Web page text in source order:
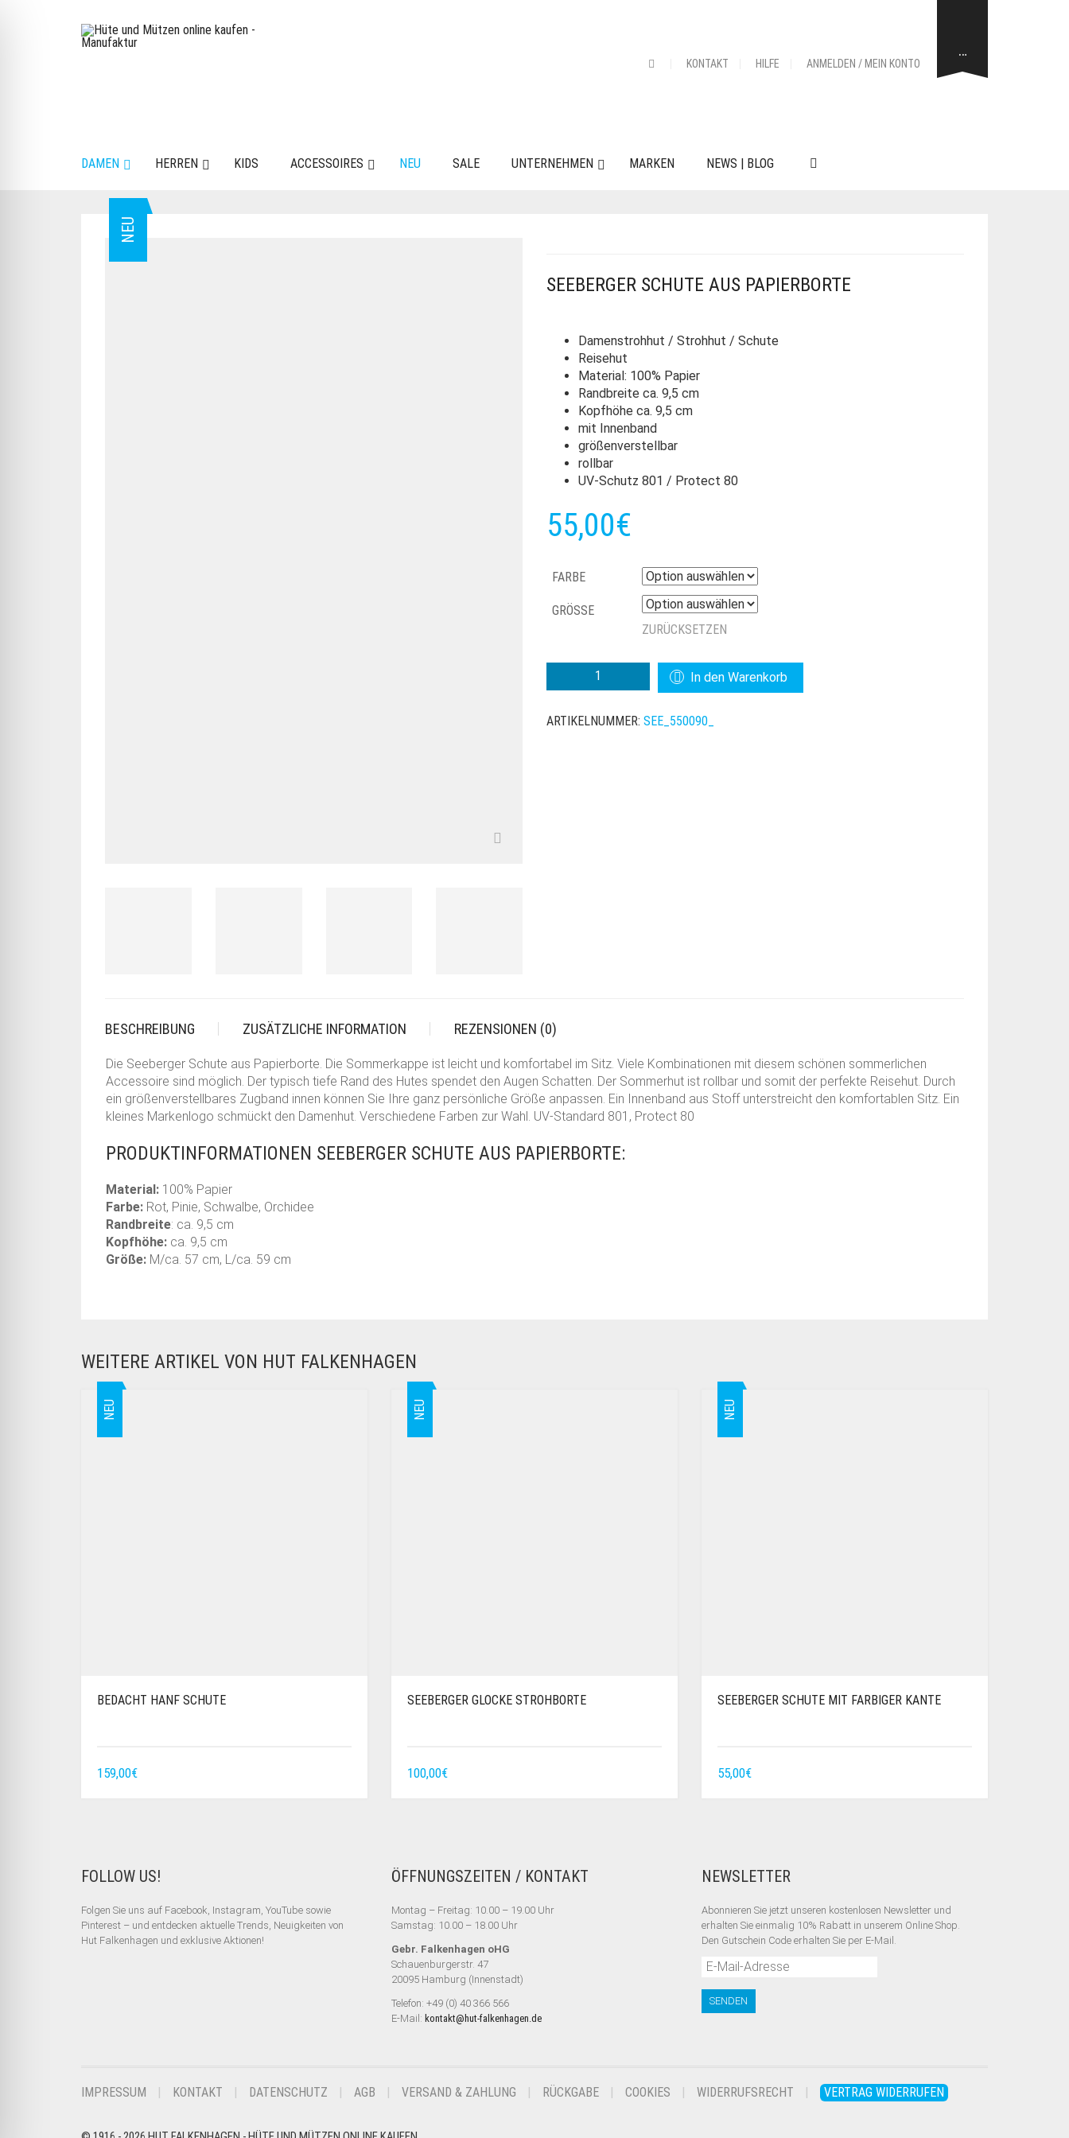
KONTAKT HILFE ANMELDEN / MEIN KONTO
…
DAMEN HERREN KIDS ACCESSOIRES NEU SALE UNTERNEHMEN MARKEN NEWS | BLOG
NEU
SEEBERGER SCHUTE AUS PAPIERBORTE
Damenstrohhut / Strohhut / Schute
Reisehut
Material: 100% Papier
Randbreite ca. 9,5 cm
Kopfhöhe ca. 9,5 cm
mit Innenband
größenverstellbar
rollbar
UV-Schutz 801 / Protect 80
55,00€
FARBE
GRÖSSE
ZURÜCKSETZEN
SEEBERGER
SCHUTE
PAPIERBORTE
In den Warenkorb
ARTIKELNUMMER: SEE_550090_
BESCHREIBUNG ZUSÄTZLICHE INFORMATION REZENSIONEN (0)
Die Seeberger Schute aus Papierborte. Die Sommerkappe ist leicht und komfortabel im Sitz. Viele Kombinationen mit diesem schönen sommerlichen
Accessoire sind möglich. Der typisch tiefe Rand des Hutes spendet den Augen Schatten. Der Sommerhut ist rollbar und somit der perfekte Reisehut. Durch
ein größenverstellbares Zugband innen können Sie Ihre ganz persönliche Größe anpassen. Ein Innenband aus Stoff unterstreicht den komfortablen Sitz. Ein
kleines Markenlogo schmückt den Damenhut. Verschiedene Farben zur Wahl. UV-Standard 801, Protect 80
PRODUKTINFORMATIONEN SEEBERGER SCHUTE AUS PAPIERBORTE:
Material: 100% Papier
Farbe: Rot, Pinie, Schwalbe, Orchidee
Randbreite: ca. 9,5 cm
Kopfhöhe: ca. 9,5 cm
Größe: M/ca. 57 cm, L/ca. 59 cm
WEITERE ARTIKEL VON HUT FALKENHAGEN
NEU
BEDACHT HANF SCHUTE
159,00€
NEU
SEEBERGER GLOCKE STROHBORTE
100,00€
NEU
SEEBERGER SCHUTE MIT FARBIGER KANTE
55,00€
FOLLOW US!
Folgen Sie uns auf Facebook, Instagram, YouTube sowie
Pinterest – und entdecken aktuelle Trends, Neuigkeiten von
Hut Falkenhagen und exklusive Aktionen!
ÖFFNUNGSZEITEN / KONTAKT
Montag – Freitag: 10.00 – 19.00 Uhr
Samstag: 10.00 – 18.00 Uhr
Gebr. Falkenhagen oHG
Schauenburgerstr. 47
20095 Hamburg (Innenstadt)
Telefon: +49 (0) 40 366 566
E-Mail: kontakt@hut-falkenhagen.de
NEWSLETTER
Abonnieren Sie jetzt unseren kostenlosen Newsletter und
erhalten Sie einmalig 10% Rabatt in unserem Online Shop.
Den Gutschein Code erhalten Sie per E-Mail.
IMPRESSUM KONTAKT DATENSCHUTZ AGB VERSAND & ZAHLUNG RÜCKGABE COOKIES WIDERRUFSRECHT VERTRAG WIDERRUFEN